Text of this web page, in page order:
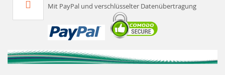
Mit PayPal und verschlüsselter Datenübertragung